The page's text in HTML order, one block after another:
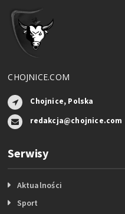
CHOJNICE.COM
Chojnice, Polska
redakcja@chojnice.com
Serwisy
Aktualności
Sport